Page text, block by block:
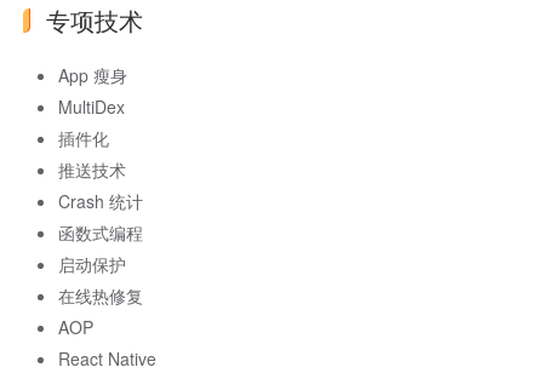
专项技术
App 瘦身
MultiDex
插件化
推送技术
Crash 统计
函数式编程
启动保护
在线热修复
AOP
React Native